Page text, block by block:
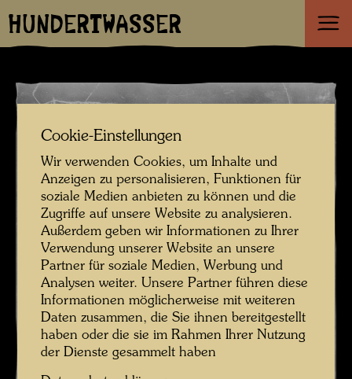
HUNDERTWASSER
Cookie-Einstellungen
Wir verwenden Cookies, um Inhalte und
Anzeigen zu personalisieren, Funktionen für
soziale Medien anbieten zu können und die
Zugriffe auf unsere Website zu analysieren.
Außerdem geben wir Informationen zu Ihrer
Verwendung unserer Website an unsere
Partner für soziale Medien, Werbung und
Analysen weiter. Unsere Partner führen diese
Informationen möglicherweise mit weiteren
Daten zusammen, die Sie ihnen bereitgestellt
haben oder die sie im Rahmen Ihrer Nutzung
der Dienste gesammelt haben